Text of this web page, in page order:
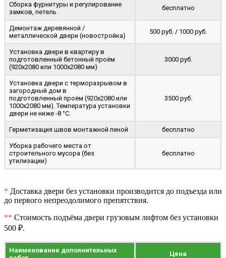
Сборка фурнитуры и регулирование
замков, петель
бесплатно
Демонтаж деревянной /
металлической двери (новостройка)
500 руб. / 1000 руб.
Установка двери в квартиру в
подготовленный бетонный проём
(920x2080 или 1000x2080 мм)
3000 руб.
Установка двери с терморазрывом в
загородный дом в
подготовленный проём (920x2080 или
1000x2080 мм). Температура установки
двери не ниже -8 °C.
3500 руб.
Герметизация швов монтажной пеной бесплатно
Уборка рабочего места от
строительного мусора (без
утилизации)
бесплатно
* Доставка двери без установки производится до подъезда или
до первого непреодолимого препятствия.
** Стоимость подъёма двери грузовым лифтом без установки
500 ₽.
Наименование дополнительных
Цена